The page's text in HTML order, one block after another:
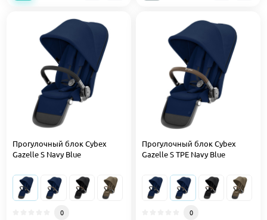
Прогулочный блок Cybex
Gazelle S Navy Blue
0
Прогулочный блок Cybex
Gazelle S TPE Navy Blue
0